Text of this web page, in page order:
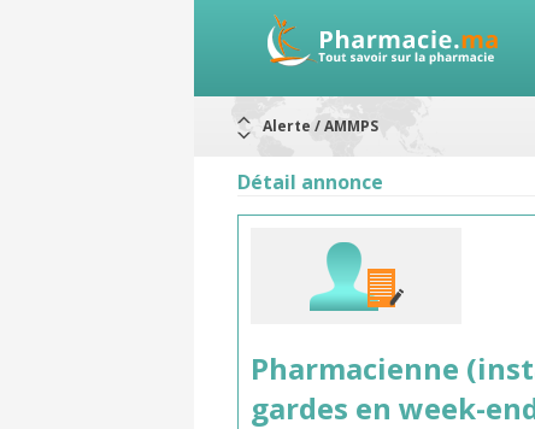
Alerte / AMMPS
ARRÊT DE COMMERCIALISATION
Rappel de lots : préparations
Détail annonce
Pharmacienne
gardes en week-